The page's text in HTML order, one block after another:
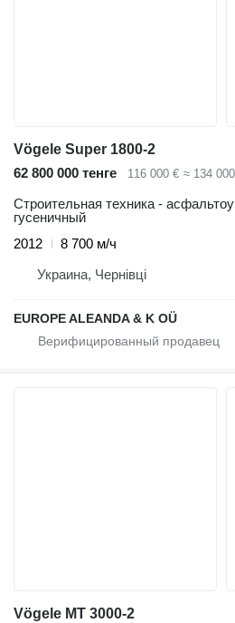
Vögele Super 1800-2
62 800 000 тенге
116 000 € ≈ 134
Строительная техника -
гусеничный
2012
8 700 м/ч
Украина, Чернівці
EUROPE ALEANDA & K OÜ
Vögele MT 3000-2